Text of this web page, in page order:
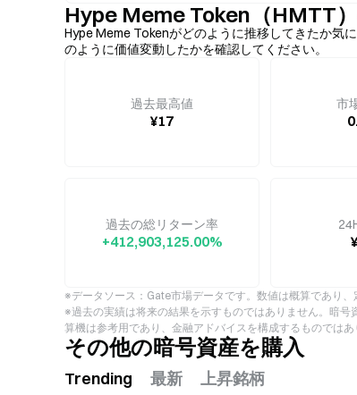
Hype Meme Token（HMTT
Hype Meme Tokenがどのように推移してきたか気
のように価値変動したかを確認してください。
過去最高値
¥17
市
過去の総リターン率
+412,903,125.00%
※データソース：Gate市場データです。数値は概算であり、
※過去の実績は将来の結果を示すものではありません。暗
算機は参考用であり、金融アドバイスを構成するものではあ
その他の暗号資産を購入
Trending 最新 上昇銘柄